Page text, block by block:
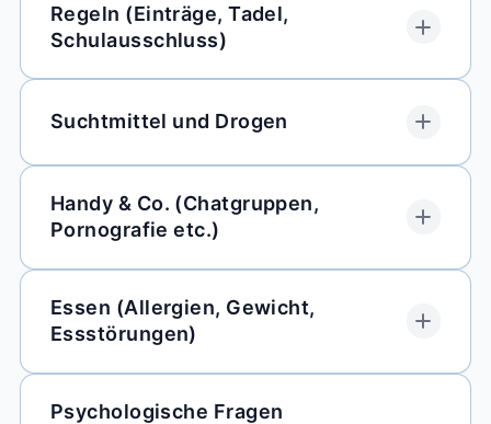
Regeln (Einträge, Tadel,
Schulausschluss)
Suchtmittel und Drogen
Handy & Co. (Chatgruppen,
Pornografie etc.)
Essen (Allergien, Gewicht,
Essstörungen)
Psychologische Fragen